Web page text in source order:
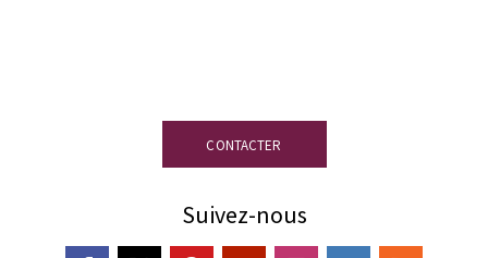
CONTACTER
Suivez-nous